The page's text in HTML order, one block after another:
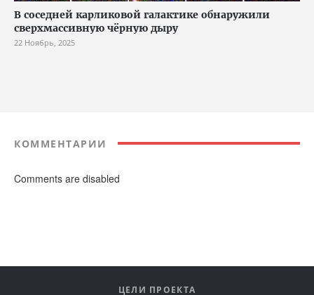
В соседней карликовой галактике обнаружили
сверхмассивную чёрную дыру
22 Ноябрь, 2025
КОММЕНТАРИИ
Comments are disabled
ЦЕЛИ ПРОЕКТА